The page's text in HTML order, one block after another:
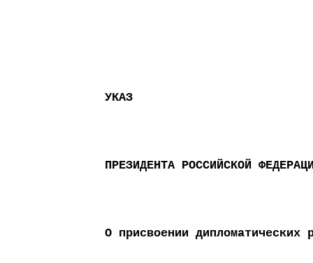
УКАЗ
ПРЕЗИДЕНТА РОССИЙСКОЙ
О присвоении дипломатических